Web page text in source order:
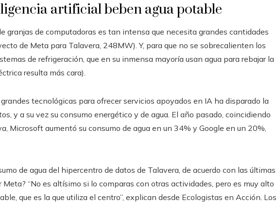
artificial beben agua potable
granjas de computadoras es tan intensa que necesita grandes cantidades
de Meta para Talavera, 248MW). Y, para que no se sobrecalienten los
de refrigeración, que en su inmensa mayoría usan agua para rebajar la
resulta más cara).
tecnológicas para ofrecer servicios apoyados en IA ha disparado la
y a su vez su consumo energético y de agua. El año pasado, coincidiendo
Microsoft aumentó su consumo de agua en un 34% y Google en un 20%,
de agua del hipercentro de datos de Talavera, de acuerdo con las últimas
“No es altísimo si lo comparas con otras actividades, pero es muy alto
que es la que utiliza el centro”, explican desde Ecologistas en Acción. Los